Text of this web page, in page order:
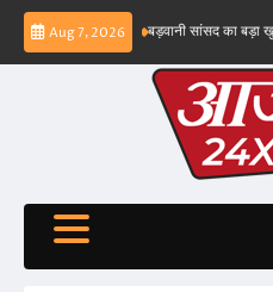
Skip
content
Aug 7, 2026
नहीं – ईरान बड़वानी सांसद का बड़ा खुलासा: